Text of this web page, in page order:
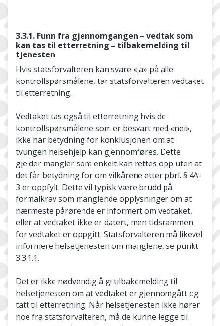
3.3.1. Funn fra gjennomgangen – vedtak som
kan tas til etterretning – tilbakemelding til
tjenesten
Hvis statsforvalteren kan svare «ja» på alle
kontrollspørsmålene, tar statsforvalteren vedtaket
til etterretning.
Vedtaket tas også til etterretning hvis de
kontrollspørsmålene som er besvart med «nei»,
ikke har betydning for konklusjonen om at
tvungen helsehjelp kan gjennomføres. Dette
gjelder mangler som enkelt kan rettes opp uten at
det får betydning for om vilkårene etter pbrl. § 4A-
3 er oppfylt. Dette vil typisk være brudd på
formalkrav som manglende opplysninger om at
nærmeste pårørende er informert om vedtaket,
eller at vedtaket ikke er datert, men tidsrammen
for vedtaket er oppgitt. Statsforvalteren må likevel
informere helsetjenesten om manglene, se punkt
3.3.1.1.
Det er ikke nødvendig å gi tilbakemelding til
helsetjenesten om at vedtaket er gjennomgått og
tatt til etterretning. Når helsetjenesten ikke hører
noe fra statsforvalteren, må de kunne legge til